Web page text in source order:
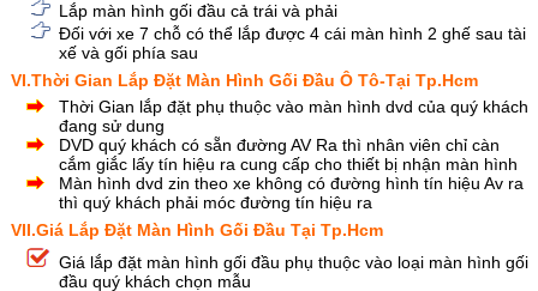
Lắp màn hình gối đầu cả trái và phải
Đối với xe 7 chỗ có thể lắp được 4 cái màn hình 2 ghế sau tài
xế và gối phía sau
VI.Thời Gian Lắp Đặt Màn Hình Gối Đầu Ô Tô-Tại Tp.Hcm
Thời Gian lắp đặt phụ thuộc vào màn hình dvd của quý khách
đang sử dung
DVD quý khách có sẵn đường AV Ra thì nhân viên chỉ càn
cắm giắc lấy tín hiệu ra cung cấp cho thiết bị nhận màn hình
Màn hình dvd zin theo xe không có đường hình tín hiệu Av ra
thì quý khách phải móc đường tín hiệu ra
VII.Giá Lắp Đặt Màn Hình Gối Đầu Tại Tp.Hcm
Giá lắp đặt màn hình gối đầu phụ thuộc vào loại màn hình gối
đầu quý khách chọn mẫu